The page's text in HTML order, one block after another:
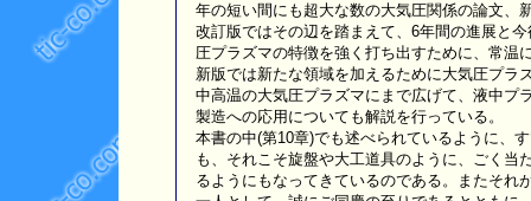
年の短い間にも超大な数の大気圧関係の論文、
改訂版ではその辺を踏まえて、6年間の進展と
圧プラズマの特徴を強く打ち出すために、常温
新版では新たな領域を加えるために大気圧プラ
中高温の大気圧プラズマにまで広げて、液中プ
製造への応用についても解説を行っている。
本書の中(第10章)でも述べられているように、
も、それこそ旋盤や大工道具のように、ごく当
るようにもなってきているのである。またそれ